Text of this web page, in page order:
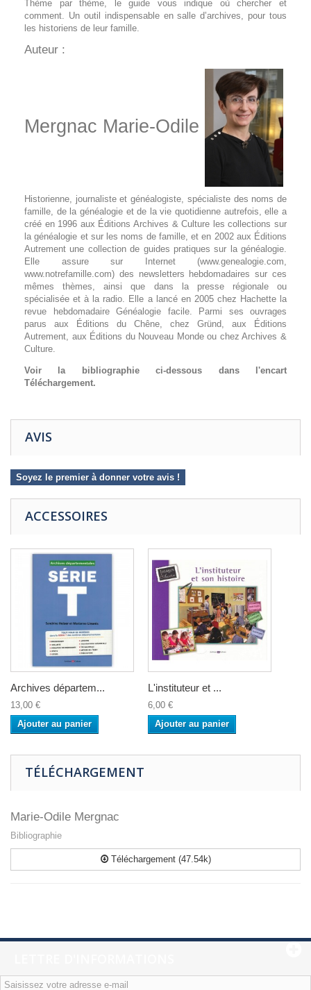
Thème par thème, le guide vous indique où chercher et
comment. Un outil indispensable en salle d’archives, pour tous
les historiens de leur famille.
Auteur :
Mergnac Marie-Odile
Historienne, journaliste et généalogiste, spécialiste des noms de
famille, de la généalogie et de la vie quotidienne autrefois, elle a
créé en 1996 aux Éditions Archives & Culture les collections sur
la généalogie et sur les noms de famille, et en 2002 aux Éditions
Autrement une collection de guides pratiques sur la généalogie.
Elle assure sur Internet (www.genealogie.com,
www.notrefamille.com) des newsletters hebdomadaires sur ces
mêmes thèmes, ainsi que dans la presse régionale ou
spécialisée et à la radio. Elle a lancé en 2005 chez Hachette la
revue hebdomadaire Généalogie facile. Parmi ses ouvrages
parus aux Éditions du Chêne, chez Gründ, aux Éditions
Autrement, aux Éditions du Nouveau Monde ou chez Archives &
Culture.
Voir la bibliographie ci-dessous dans l'encart
Téléchargement.
AVIS
Soyez le premier à donner votre avis !
ACCESSOIRES
Archives départem...
13,00 €
Ajouter au panier
L'instituteur et ...
6,00 €
Ajouter au panier
TÉLÉCHARGEMENT
Marie-Odile Mergnac
Bibliographie
Téléchargement (47.54k)